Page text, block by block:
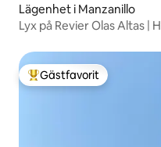
Lägenhet i Manzanillo
Lyx på Revier Olas Altas |
Populär gästfavorit
Gästfavorit